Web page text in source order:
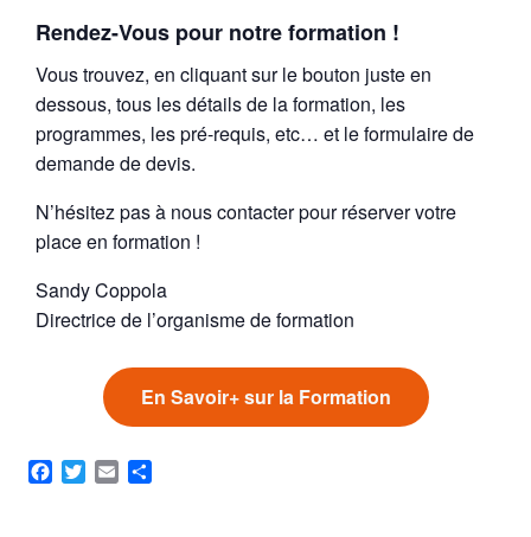
Rendez-Vous pour notre formation !
Vous trouvez, en cliquant sur le bouton juste en
dessous, tous les détails de la formation, les
programmes, les pré-requis, etc… et le formulaire de
demande de devis.
N’hésitez pas à nous contacter pour réserver votre
place en formation !
Sandy Coppola
Directrice de l’organisme de formation
En Savoir+ sur la Formation
Facebook
TwitterEmail